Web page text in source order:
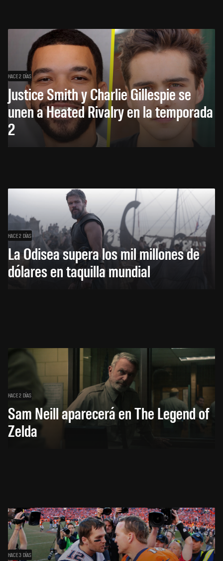
HACE 2 DÍAS
Justice Smith y Charlie Gillespie se
unen a Heated Rivalry en la temporada
2
HACE 2 DÍAS
La Odisea supera los mil millones de
dólares en taquilla mundial
HACE 2 DÍAS
Sam Neill aparecerá en The Legend of
Zelda
HACE 3 DÍAS